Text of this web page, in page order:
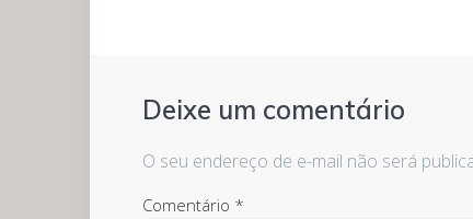
Deixe um comentário
O seu endereço de e-mail não será
Comentário *